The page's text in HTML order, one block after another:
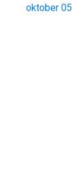
oktober 05